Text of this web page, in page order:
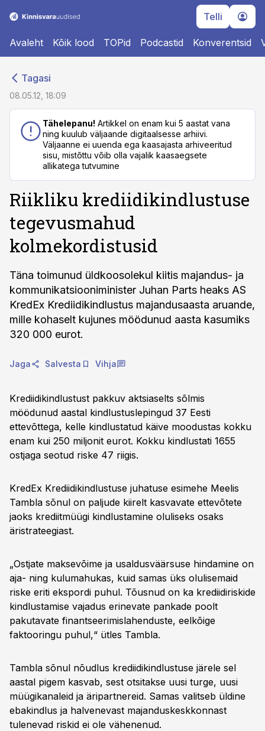
Telli
Avaleht Kõik lood TOPid Podcastid Konverentsid
Tagasi
08.05.12, 18:09
Tähelepanu! Artikkel on enam kui 5 aastat vana
ning kuulub väljaande digitaalsesse arhiivi.
Väljaanne ei uuenda ega kaasajasta arhiveeritud
sisu, mistõttu võib olla vajalik kaasaegsete
allikatega tutvumine
Riikliku krediidikindlustuse
tegevusmahud
kolmekordistusid
Täna toimunud üldkoosolekul kiitis majandus- ja
kommunikatsiooniminister Juhan Parts heaks AS
KredEx Krediidikindlustus majandusaasta aruande,
mille kohaselt kujunes möödunud aasta kasumiks
320 000 eurot.
Jaga Salvesta Vihja
Krediidikindlustust pakkuv aktsiaselts sõlmis
möödunud aastal kindlustuslepingud 37 Eesti
ettevõttega, kelle kindlustatud käive moodustas kokku
enam kui 250 miljonit eurot. Kokku kindlustati 1655
ostjaga seotud riske 47 riigis.
KredEx Krediidikindlustuse juhatuse esimehe Meelis
Tambla sõnul on paljude kiirelt kasvavate ettevõtete
jaoks krediitmüügi kindlustamine oluliseks osaks
äristrateegiast.
„Ostjate maksevõime ja usaldusväärsuse hindamine on
aja- ning kulumahukas, kuid samas üks olulisemaid
riske eriti ekspordi puhul. Tõusnud on ka krediidiriskide
kindlustamise vajadus erinevate pankade poolt
pakutavate finantseerimislahenduste, eelkõige
faktooringu puhul,“ ütles Tambla.
Tambla sõnul nõudlus krediidikindlustuse järele sel
aastal pigem kasvab, sest otsitakse uusi turge, uusi
müügikanaleid ja äripartnereid. Samas valitseb üldine
ebakindlus ja halvenevast majanduskeskkonnast
tulenevad riskid ei ole vähenenud.